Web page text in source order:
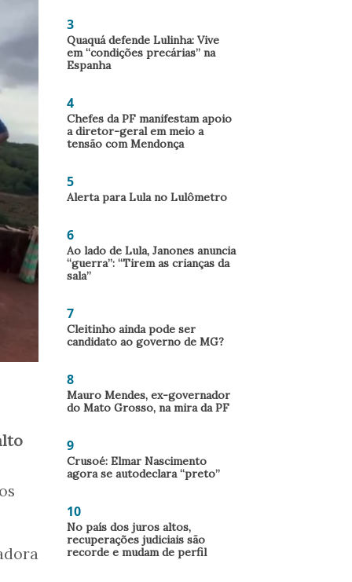
3
Quaquá defende Lulinha: Vive
em “condições precárias” na
Espanha
4
Chefes da PF manifestam apoio
a diretor-geral em meio a
tensão com Mendonça
5
Alerta para Lula no Lulômetro
6
Ao lado de Lula, Janones anuncia
“guerra”: “Tirem as crianças da
sala”
7
Cleitinho ainda pode ser
candidato ao governo de MG?
8
Mauro Mendes, ex-governador
do Mato Grosso, na mira da PF
9
Crusoé: Elmar Nascimento
agora se autodeclara “preto”
10
No país dos juros altos,
recuperações judiciais são
recorde e mudam de perfil